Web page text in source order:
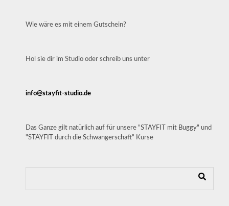
Wie wäre es mit einem Gutschein?
Hol sie dir im Studio oder schreib uns unter
info@stayfit-studio.de
Das Ganze gilt natürlich auf für unsere "STAYFIT mit Buggy" und
"STAYFIT durch die Schwangerschaft" Kurse